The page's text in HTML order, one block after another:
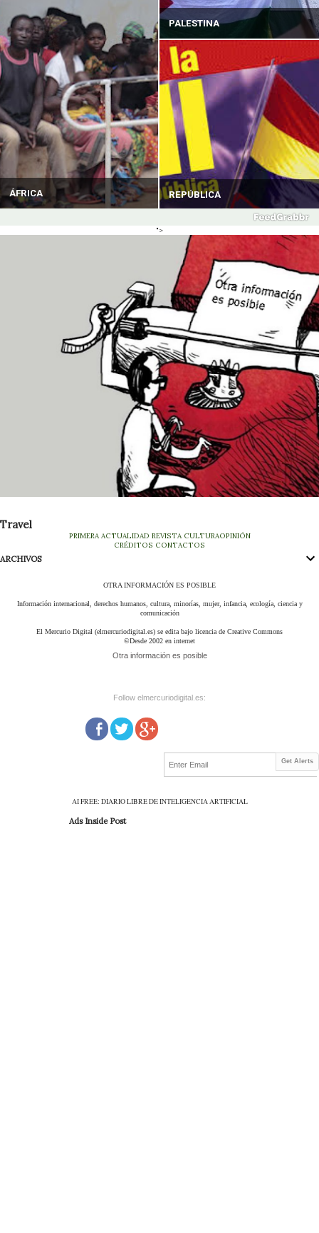
ÁFRICA
PALESTINA
REPÚBLICA
">
Travel
PRIMERA ACTUALIDAD REVISTA CULTURAOPINIÓN
CRÉDITOS CONTACTOS
ARCHIVOS
OTRA INFORMACIÓN ES POSIBLE
Información internacional, derechos humanos, cultura, minorías, mujer, infancia, ecología, ciencia y
comunicación
El Mercurio Digital (elmercuriodigital.es) se edita bajo licencia de Creative Commons
©Desde 2002 en internet
Otra información es posible
Follow elmercuriodigital.es:
Get Alerts
AI FREE: DIARIO LIBRE DE INTELIGENCIA ARTIFICIAL
Ads Inside Post